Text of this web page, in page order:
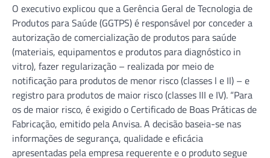
O executivo explicou que a Gerência Geral de Tecnologia de
Produtos para Saúde (GGTPS) é responsável por conceder a
autorização de comercialização de produtos para saúde
(materiais, equipamentos e produtos para diagnóstico in
vitro), fazer regularização – realizada por meio de
notificação para produtos de menor risco (classes l e Il) – e
registro para produtos de maior risco (classes III e IV). “Para
os de maior risco, é exigido o Certificado de Boas Práticas de
Fabricação, emitido pela Anvisa. A decisão baseia-se nas
informações de segurança, qualidade e eficácia
apresentadas pela empresa requerente e o produto segue